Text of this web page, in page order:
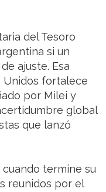
del Tesoro
si un
ajuste. Esa
Unidos fortalece
por Milei y
global
que lanzó
termine su
reunidos por el